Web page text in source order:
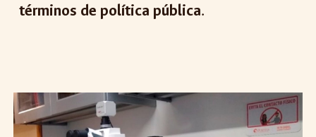
términos de política pública.